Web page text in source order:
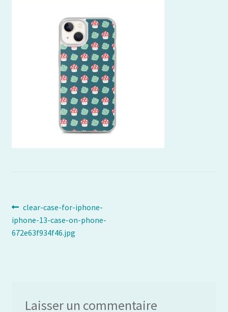
Navigation
de
Article
précédent :
clear-case-for-iphone-
iphone-13-case-on-phone-
672e63f934f46.jpg
Laisser un commentaire